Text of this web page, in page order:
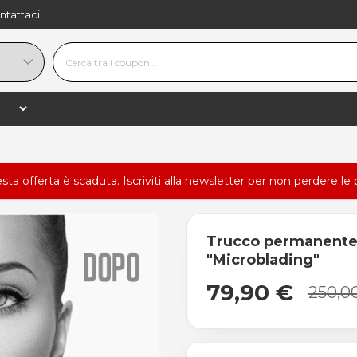
offerta è scaduta. Iscriviti alla newsletter per non perdere le
Trucco
"Microblading"
79,90 €